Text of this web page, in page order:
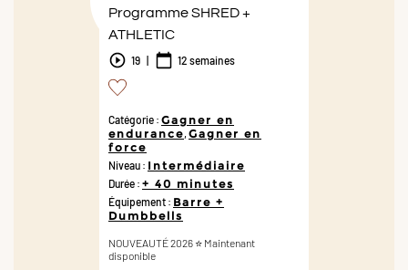
Programme SHRED +
ATHLETIC
19 12 semaines
Catégorie : Gagner en
endurance,Gagner en
force
Niveau : Intermédiaire
Durée : + 40 minutes
Équipement : Barre +
Dumbbells
NOUVEAUTÉ 2026 ⭐️ Maintenant
disponible